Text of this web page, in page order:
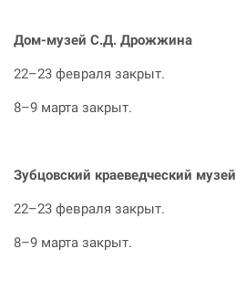
Дом-музей С.Д. Дрожжина
22–23 февраля закрыт.
8–9 марта закрыт.
Зубцовский краеведческий музей
22–23 февраля закрыт.
8–9 марта закрыт.